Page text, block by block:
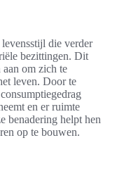
die verder
bezittingen. Dit
om zich te
leven. Door te
en er ruimte
benadering helpt hen
op te bouwen.